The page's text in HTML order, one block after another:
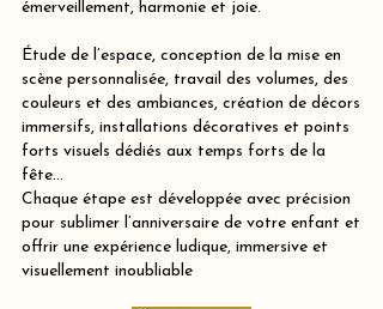
émerveillement, harmonie et joie.
Étude de l’espace, conception de la mise en
scène personnalisée, travail des volumes, des
couleurs et des ambiances, création de décors
immersifs, installations décoratives et points
forts visuels dédiés aux temps forts de la
fête…
Chaque étape est développée avec précision
pour sublimer l’anniversaire de votre enfant et
offrir une expérience ludique, immersive et
visuellement inoubliable